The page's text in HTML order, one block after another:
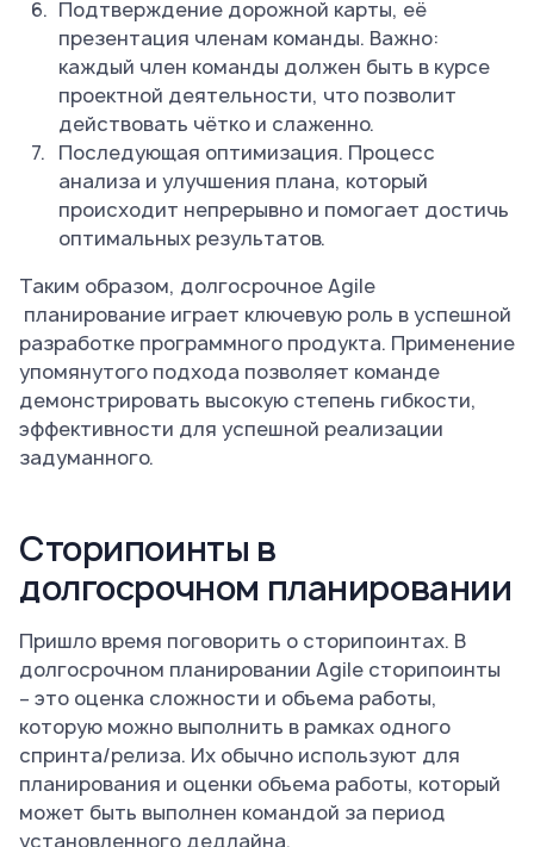
Подтверждение дорожной карты, её
презентация членам команды. Важно:
каждый член команды должен быть в курсе
проектной деятельности, что позволит
действовать чётко и слаженно.
Последующая оптимизация. Процесс
анализа и улучшения плана, который
происходит непрерывно и помогает достичь
оптимальных результатов.
Таким образом, долгосрочное Agile
планирование играет ключевую роль в успешной
разработке программного продукта. Применение
упомянутого подхода позволяет команде
демонстрировать высокую степень гибкости,
эффективности для успешной реализации
задуманного.
Сторипоинты в
долгосрочном планировании
Пришло время поговорить о сторипоинтах. В
долгосрочном планировании Agile сторипоинты
– это оценка сложности и объема работы,
которую можно выполнить в рамках одного
спринта/релиза. Их обычно используют для
планирования и оценки объема работы, который
может быть выполнен командой за период
установленного дедлайна.